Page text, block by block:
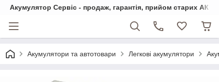
Акумулятор Сервіс - продаж, гарантія, прийом старих АКБ
Акумулятори та автотовари Легкові акумулятори